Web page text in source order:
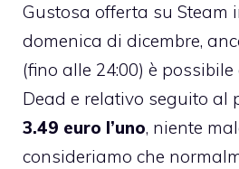
Gustosa offerta su Steam
domenica di dicembre,
(fino alle 24:00) è
Dead e relativo seguito al
3.49 euro l’uno, niente
consideriamo che